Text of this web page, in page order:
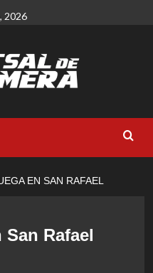
2026
EN SAN RAFAEL
Rafael